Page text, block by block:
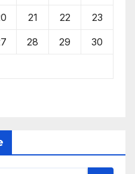
21 22 23
28 29 30